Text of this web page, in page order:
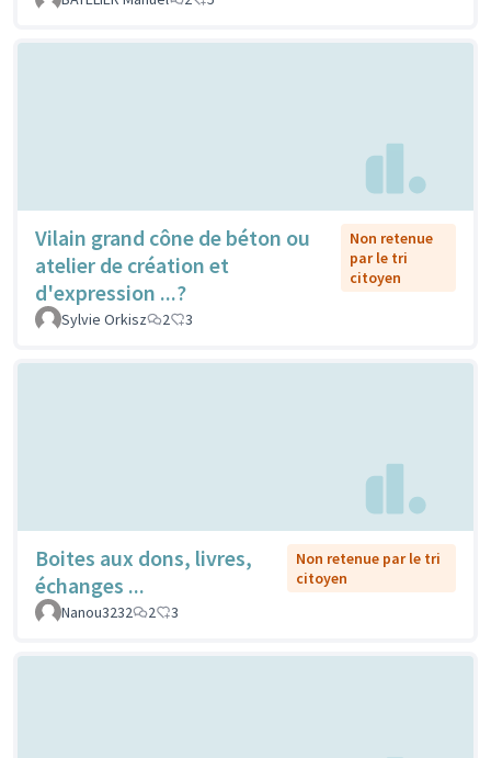
Vilain grand cône de béton ou
atelier de création et
d'expression ...?
Non retenue
par le tri
citoyen
Sylvie Orkisz 2 3
Boites aux dons, livres,
échanges ...
Non retenue par le tri
citoyen
Nanou3232
2 3